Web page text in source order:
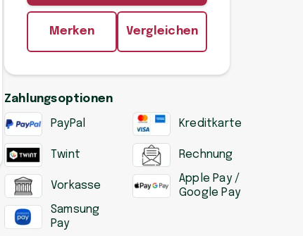
Merken Vergleichen
Zahlungsoptionen
PayPal Kreditkarte
Twint Rechnung
Vorkasse
Apple Pay /
Google Pay
Samsung
Pay